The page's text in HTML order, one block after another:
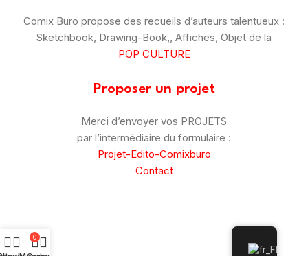
Comix Buro propose des recueils d’auteurs talentueux :
Sketchbook, Drawing-Book,, Affiches, Objet de la
POP CULTURE
Proposer un projet
Merci d’envoyer vos PROJETS
par l’intermédiaire du formulaire :
Projet-Edito-Comixburo
Contact
0